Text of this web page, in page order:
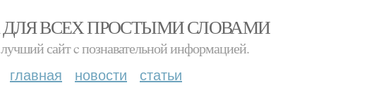
ВСЕХ ПРОСТЫМИ СЛОВАМИ
сайт c познавательной информацией.
главная новости статьи